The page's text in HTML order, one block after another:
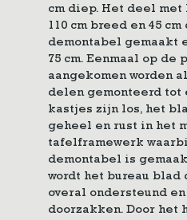
cm diep. Het deel
110 cm breed en 45
demontabel gemaakt
75 cm. Eenmaal op de
aangekomen worden
delen gemonteerd tot
kastjes zijn los, het
geheel en rust in het
tafelframewerk
demontabel is
wordt het bureau blad
overal ondersteund
doorzakken. Door het